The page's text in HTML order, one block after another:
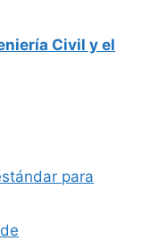
Civil y el
para